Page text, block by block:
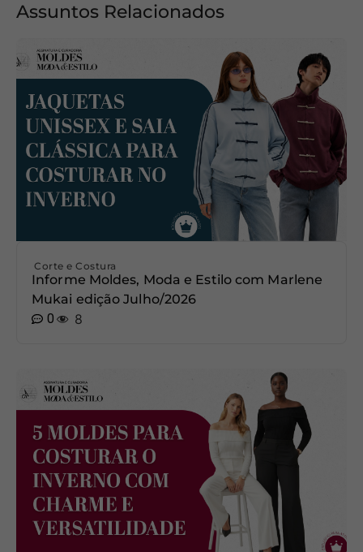
Assuntos Relacionados
Corte e Costura
Informe Moldes, Moda e Estilo com Marlene
Mukai edição Julho/2026
0
8